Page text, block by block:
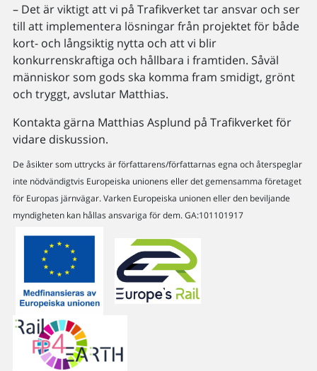
– Det är viktigt att vi på Trafikverket tar ansvar och ser
till att implementera lösningar från projektet för både
kort- och långsiktig nytta och att vi blir
konkurrenskraftiga och hållbara i framtiden. Såväl
människor som gods ska komma fram smidigt, grönt
och tryggt, avslutar Matthias.
Kontakta gärna Matthias Asplund på Trafikverket för
vidare diskussion.
De åsikter som uttrycks är författarens/författarnas egna och återspeglar
inte nödvändigtvis Europeiska unionens eller det gemensamma företaget
för Europas järnvägar. Varken Europeiska unionen eller den beviljande
myndigheten kan hållas ansvariga för dem. GA:101101917